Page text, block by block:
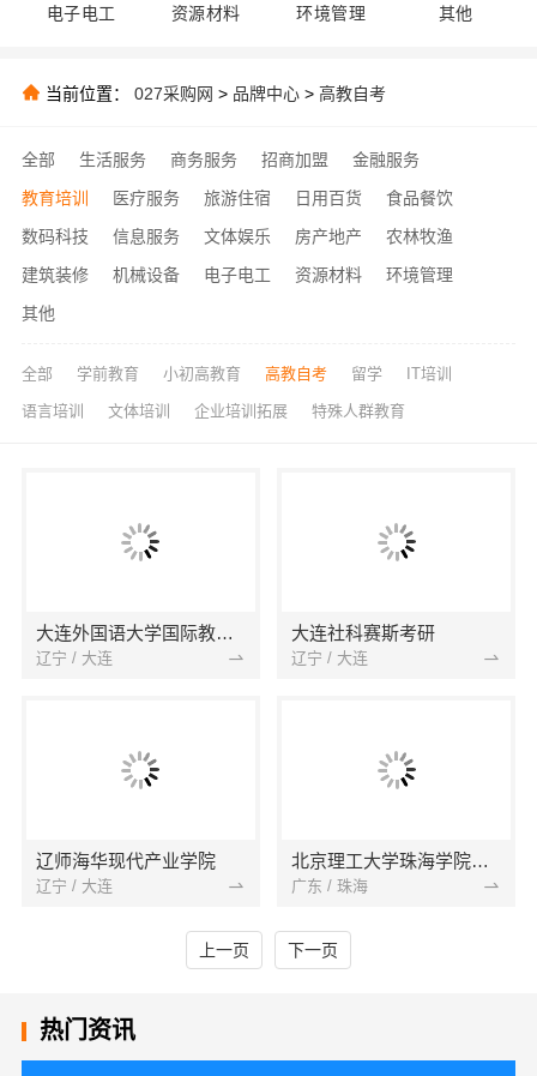
电子电工 资源材料 环境管理 其他
当前位置： 027采购网 > 品牌中心 > 高教自考
全部 生活服务 商务服务 招商加盟
金融服务
教育培训
医疗服务 旅游住宿 日用百货
食品餐饮
数码科技
信息服务 文体娱乐 房产地产
农林牧渔
建筑装修
机械设备 电子电工 资源材料
环境管理
其他
全部 学前教育 小初高教育 高教自考 留学 IT培训
语言培训 文体培训 企业培训拓展 特殊人群教育
大连外国语大学国际教育学院
辽宁 / 大连
大连社科赛斯考研
辽宁 / 大连
辽师海华现代产业学院
辽宁 / 大连
北京理工大学珠海学院继续教育学院
广东 / 珠海
上一页 下一页
热门资讯